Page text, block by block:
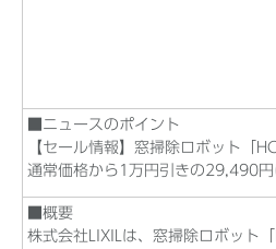
■ニュースのポイ
【セール情報】窓掃除ロボット「
通常価格から1万円引きの29,490円
■概
株式会社LIXILは、窓掃除ロボット